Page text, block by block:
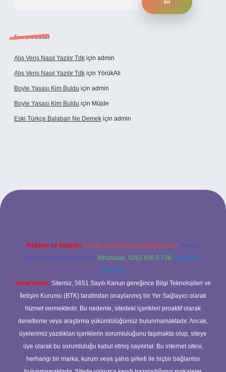
Son yorumlar
Alış Veriş Nasıl Yazılır Tdk için admin
Alış Veriş Nasıl Yazılır Tdk için YörükAli
Boyle Yasası Kim Buldu için admin
Boyle Yasası Kim Buldu için Müjde
Eski Türkçe Balaban Ne Demek için admin
casino
Reklam ve İletişim: E-mail: backlinkpaneli@gmail.com Teams:
forumhizmeti@gmail.com Whatsapp: 0262 606 0 726 Telegram:
@karabul
Yasal Uyarı: Sitemiz, 5651 Sayılı Kanun gereğince Bilgi Teknolojileri ve
İletişim Kurumu (BTK) tarafından onaylanmış bir Yer Sağlayıcı olarak
hizmet vermektedir. Bu nedenle, sitedeki içerikleri proaktif olarak
denetleme veya araştırma yükümlülüğümüz bulunmamaktadır. Ancak,
üyelerimiz yazdıkları içeriklerin sorumluluğunu taşımakta olup, siteye
üye olarak bu sorumluluğu kabul etmiş sayılırlar. Bu internet sitesi,
herhangi bir marka, kurum veya şahıs şirketi ile hiçbir bağlantısı